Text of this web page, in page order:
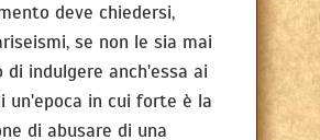
deve chiedersi,
se non le sia mai
indulgere anch'essa ai
un'epoca in cui forte è la
di abusare di una